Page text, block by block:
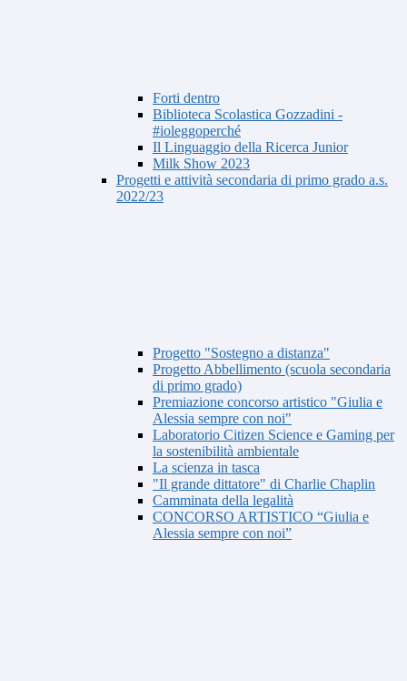
Forti dentro
Biblioteca Scolastica Gozzadini -
#ioleggoperché
Il Linguaggio della Ricerca Junior
Milk Show 2023
Progetti e attività secondaria di primo grado a.s.
2022/23
Progetto "Sostegno a distanza"
Progetto Abbellimento (scuola secondaria
di primo grado)
Premiazione concorso artistico "Giulia e
Alessia sempre con noi"
Laboratorio Citizen Science e Gaming per
la sostenibilità ambientale
La scienza in tasca
"Il grande dittatore" di Charlie Chaplin
Camminata della legalità
CONCORSO ARTISTICO “Giulia e
Alessia sempre con noi”